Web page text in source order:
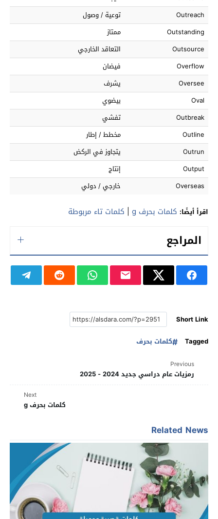
Outreach
توعية / وصول
Outstanding
ممتاز
Outsource
التعاقد الخارجي
Overflow
فيضان
Oversee
يشرف
Oval
بيضوي
Outbreak
تفشي
Outline
مخطط / إطار
Outrun
يتجاوز في الركض
Output
إنتاج
Overseas
خارجي / دولي
اقرأ أيضًا: كلمات بحرف g | كلمات تاء مربوطة
المراجع
Short Link
Tagged
كلمات بحرف
Previous
رمزيات عام دراسي جديد 2024 - 2025
Next
كلمات بحرف g
Related News